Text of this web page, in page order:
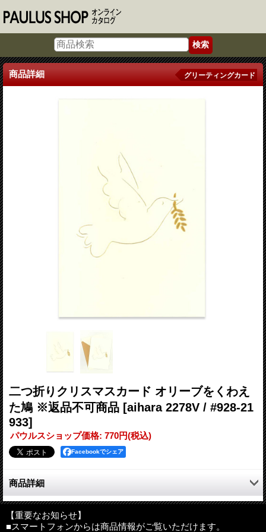
商品詳細 グリーティングカード
二つ折りクリスマスカード オリーブをくわえ
た鳩 ※返品不可商品 [aihara 2278V / #928-21
933]
パウルスショップ価格: 770円(税込)
Facebookでシェア
商品詳細
オリジナルクラウンミルが作っている銅版印刷の上品なクリスマ
スカードです。
伝統的なクリスマスモチーフをエングレイビング（銅版印刷）の
【重要なお知らせ】
■スマートフォンからは商品情報がご覧いただけます。